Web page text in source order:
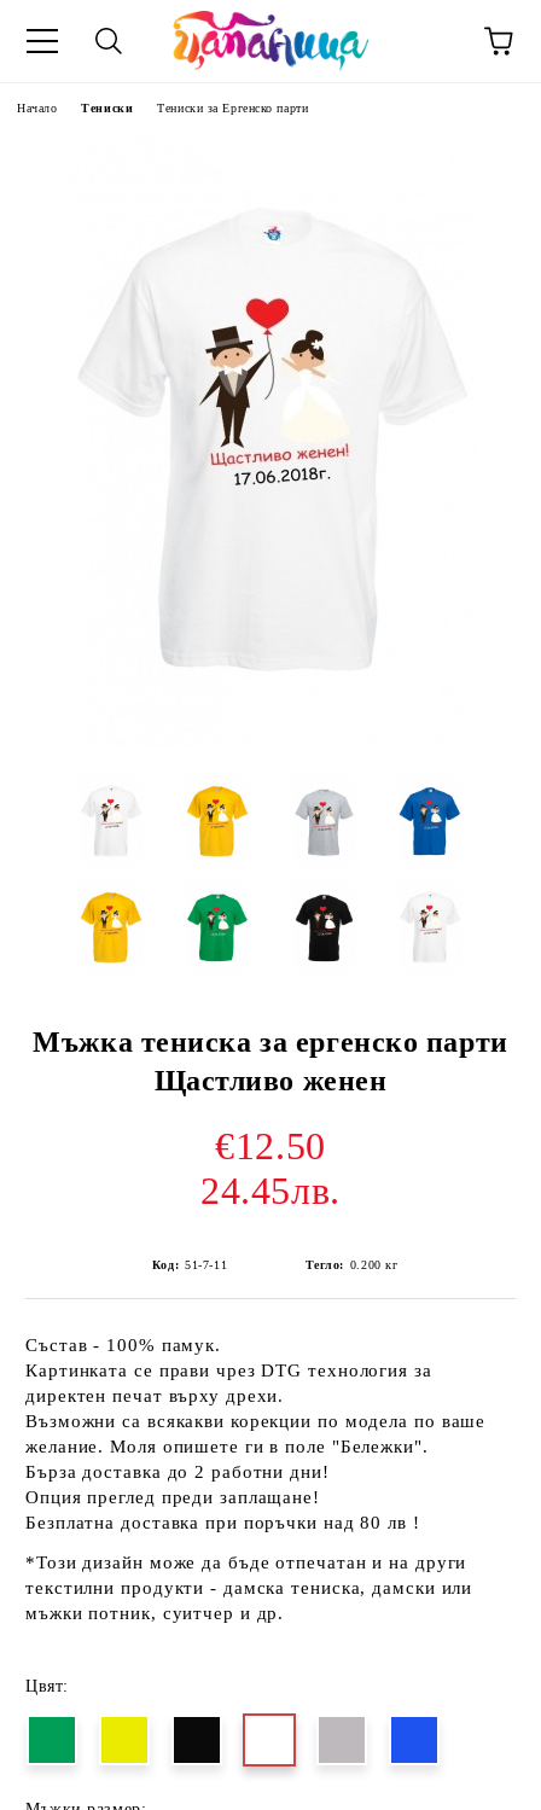
Начало Тениски Тениски за Eргенско парти
Мъжка тениска за ергенско парти
Щастливо женен
€12.50
24.45лв.
Код: 51-7-11 Тегло: 0.200 кг
Състав - 100% памук.
Картинката се прави чрез DTG технология за
директен печат върху дрехи.
Възможни са всякакви корекции по модела по ваше
желание. Моля опишете ги в поле "Бележки".
Бърза доставка до 2 работни дни!
Опция преглед преди заплащане!
Безплатна доставка при поръчки над 80 лв !
*Този дизайн може да бъде отпечатан и на други
текстилни продукти - дамска тениска, дамски или
мъжки потник, суитчер и др.
Цвят: